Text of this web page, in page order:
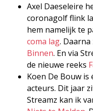
Axel Daeseleire
coronagolf flink
hem namelijk te
coma lag.
Binnen. En via
de nieuwe reeks
Koen De Bouw is
acteurs. Dit jaar
Streamz kan ik